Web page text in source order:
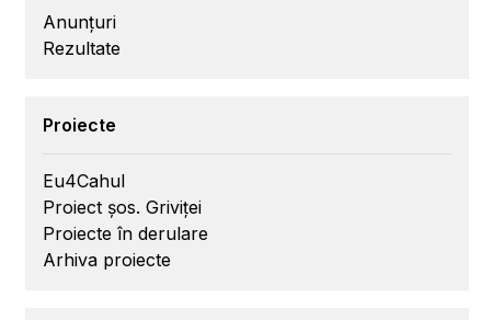
Anunțuri
Rezultate
Proiecte
Eu4Cahul
Proiect șos. Griviței
Proiecte în derulare
Arhiva proiecte